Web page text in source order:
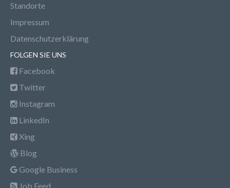
Standorte
Impressum
Datenschutzerklärung
FOLGEN SIE UNS
Facebook
Twitter
Instagram
LinkedIn
Xing
Blog
Google Business
Job Feed